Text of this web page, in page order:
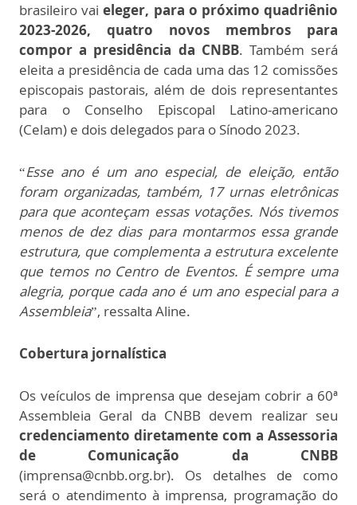
brasileiro vaieleger, para o próximo quadriênio
2023-2026, quatro novos membros para
compor a presidência da CNBB. Também será
eleita a presidência de cada uma das 12 comissões
episcopais pastorais, além de dois representantes
para o Conselho Episcopal Latino-americano
(Celam) e dois delegados para o Sínodo 2023.
“Esse ano é um ano especial, de eleição, então
foram organizadas, também, 17 urnas eletrônicas
para que aconteçam essas votações. Nós tivemos
menos de dez dias para montarmos essa grande
estrutura, que complementa a estrutura excelente
que temos no Centro de Eventos. É sempre uma
alegria, porque cada ano é um ano especial para a
Assembleia”, ressalta Aline.
Cobertura jornalística
Os veículos de imprensa que desejam cobrir a 60ª
Assembleia Geral da CNBB devem realizar seu
credenciamento diretamente com a Assessoria
de Comunicação da CNBB
(imprensa@cnbb.org.br). Os detalhes de como
será o atendimento à imprensa, programação do